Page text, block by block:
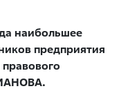
наибольшее
предприятия